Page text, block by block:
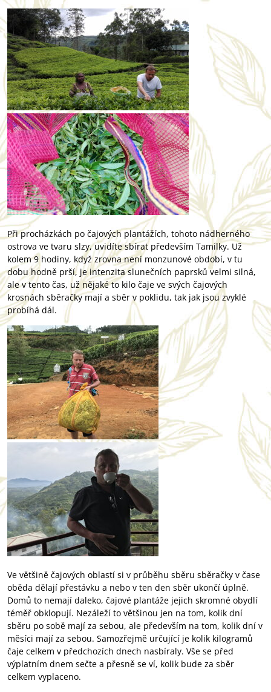
Při procházkách po čajových plantážích, tohoto nádherného
ostrova ve tvaru slzy, uvidíte sbírat především Tamilky. Už
kolem 9 hodiny, když zrovna není monzunové období, v tu
dobu hodně prší, je intenzita slunečních paprsků velmi silná,
ale v tento čas, už nějaké to kilo čaje ve svých čajových
krosnách sběračky mají a sběr v poklidu, tak jak jsou zvyklé
probíhá dál.
Ve většině čajových oblastí si v průběhu sběru sběračky v čase
oběda dělají přestávku a nebo v ten den sběr ukončí úplně.
Domů to nemají daleko, čajové plantáže jejich skromné obydlí
téměř obklopují. Nezáleží to většinou jen na tom, kolik dní
sběru po sobě mají za sebou, ale především na tom, kolik dní v
měsíci mají za sebou. Samozřejmě určující je kolik kilogramů
čaje celkem v předchozích dnech nasbíraly. Vše se před
výplatním dnem sečte a přesně se ví, kolik bude za sběr
celkem vyplaceno.